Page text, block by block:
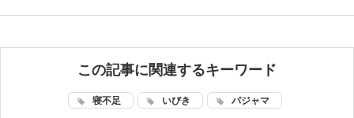
この記事に関連するキーワード
寝不足 いびき パジャマ